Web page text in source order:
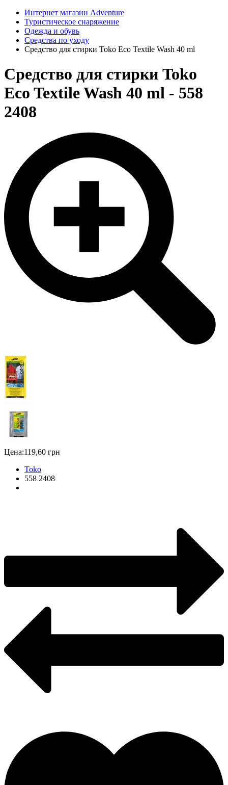
Интернет магазин Adventure
Туристическое снаряжение
Одежда и обувь
Средства по уходу
Средство для стирки Toko Eco Textile Wash 40 ml
Средство для стирки Toko
Eco Textile Wash 40 ml - 558
2408
Цена:119,60 грн
Toko
558 2408